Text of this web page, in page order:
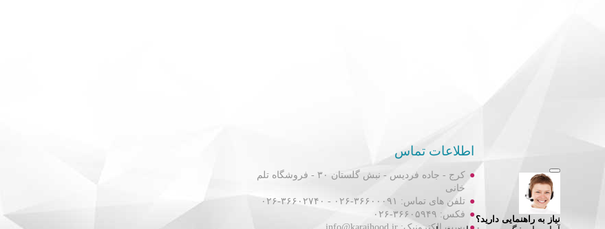
اطلاعات تماس
کرج - جاده فردیس - نبش گلستان ۳۰ - فروشگاه تلم
خانی
تلفن های تماس: ۳۶۶۰۰۰۹۱-۰۲۶ - ۳۶۶۰۲۷۴۰-۰۲۶
فکس: ۳۶۶۰۵۹۴۹-۰۲۶